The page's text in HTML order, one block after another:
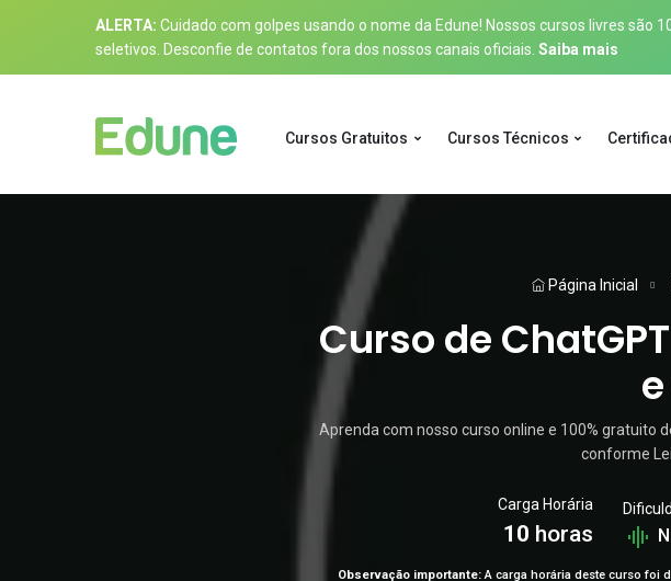
ALERTA: Cuidado com golpes usando o nome da Edune! Nossos cursos livres são
seletivos. Desconfie de contatos fora dos nossos canais oficiais. Saiba mais
Cursos Gratuitos Cursos Técnicos
Página Inicial
Curso de
Aprenda com nosso curso online e 100% gratuito
conforme
Carga Horária
10 horas
Observação importante:A carga horária deste curso foi